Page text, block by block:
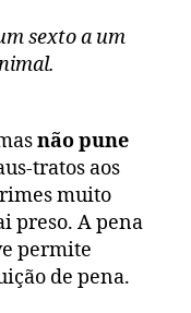
sexto a um
não pune
tratos aos
muito
preso. A pena
permite
de pena.